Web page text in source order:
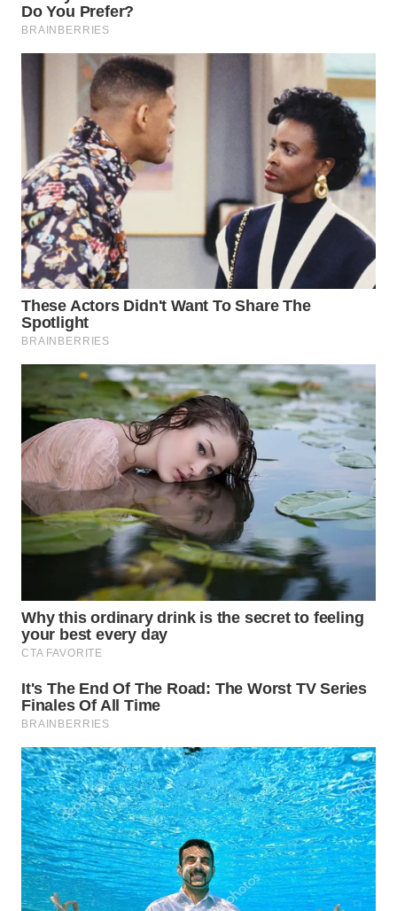
WN
KARAWANG
WN
BOGOR
WN
DEPOK
WN
TAPANULI
UTARA
WN
SAMOSIR
WN
PADANG
LAWAS
WN
SUMEDANG
WN
CIANJUR
KEPULAUAN
SERIBU
WN
TANGERANG
WN
BINJAI
WN
CIREBON